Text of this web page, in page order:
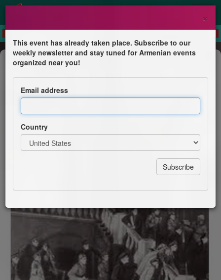
Conference
Le Théâtre d’Art de Moscou et les
comédiens russo-arméniens :
×
This event has already taken place. Subscribe to our
weekly newsletter and stay tuned for Armenian events
organized near you!
Email address
Country